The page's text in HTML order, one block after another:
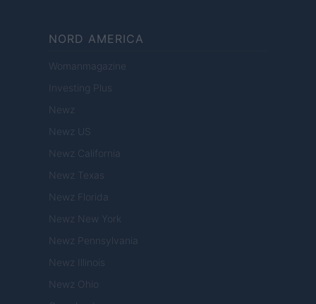
NORD AMERICA
Womanmagazine
Investing Plus
Newz
Newz US
Newz California
Newz Texas
Newz Florida
Newz New York
Newz Pennsylvania
Newz Illinois
Newz Ohio